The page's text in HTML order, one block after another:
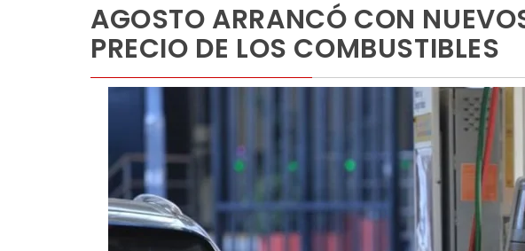
AGOSTO ARRANCÓ CON
PRECIO DE LOS COMBUSTIBLES